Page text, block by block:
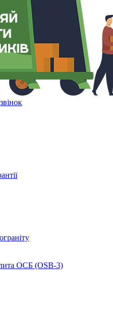
ОСБ (OSB-3)